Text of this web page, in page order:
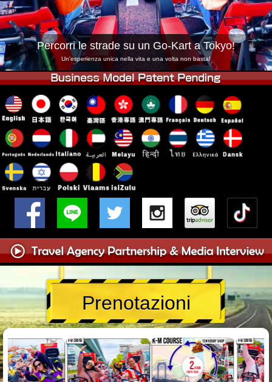
Okinawa
Percorri le strade su un Go-Kart a Tokyo!
Un'esperienza unica nella vita e una volta non basta!
Prenotazioni